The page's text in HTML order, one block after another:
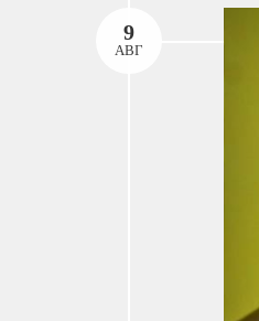
9
АВГ